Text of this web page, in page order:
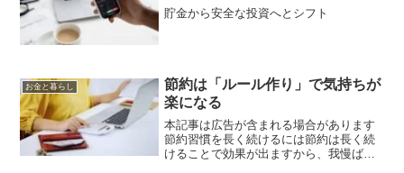
貯金から安全な投資へとシフト
お金と暮らし
節約は「ルール作り」で気持ちが
楽になる
本記事は広告が含まれる場合があります
節約習慣を長く続けるには節約は長く続
けることで効果が出ますから、我慢ばか